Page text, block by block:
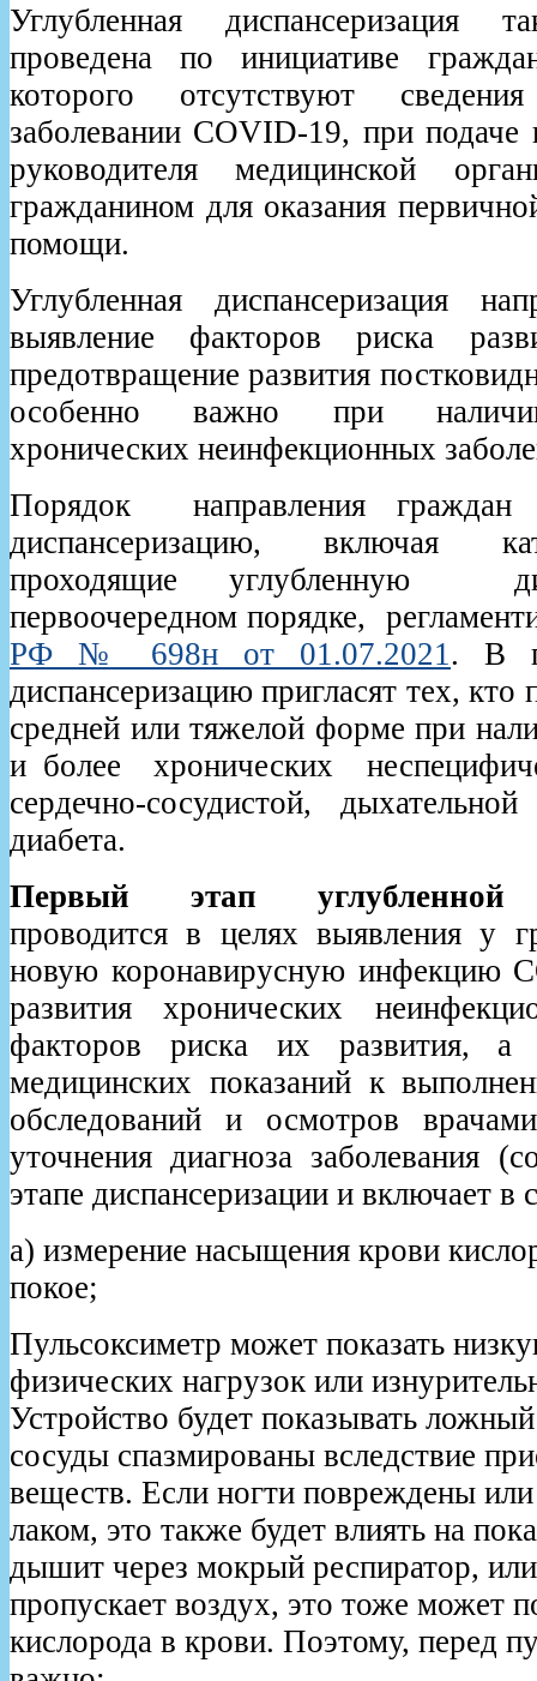
Углубленная
проведена по инициативе
которого отсутствуют
заболевании COVID-19, при подаче
руководителя медицинской
гражданином для оказания
помощи.
Углубленная диспансеризация
выявление факторов риска
предотвращение развития
особенно важно при
хронических неинфекционных
Порядок направления
диспансеризацию, включая
проходящие углубленную
первоочередном порядке,
РФ № 698н от 01.07.2021 . В
диспансеризацию пригласят тех,
средней или тяжелой форме при
и более хронических
сердечно-сосудистой,
диабета.
Первый этап углубленной
проводится в целях выявления у
новую коронавирусную инфекцию
развития хронических
факторов риска их развития, а
медицинских показаний к
обследований и осмотров
уточнения диагноза заболевания
этапе диспансеризации и включает в
а) измерение насыщения крови
покое;
Пульсоксиметр может показать
физических нагрузок или
Устройство будет показывать ложный
сосуды спазмированы вследствие
веществ. Если ногти повреждены
лаком, это также будет влиять на
дышит через мокрый респиратор,
пропускает воздух, это тоже может
кислорода в крови. Поэтому, перед